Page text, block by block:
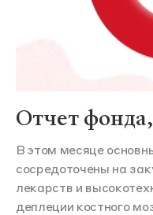
Отчет
В этом месяце
сосредоточены на
лекарств и
деплеции костного